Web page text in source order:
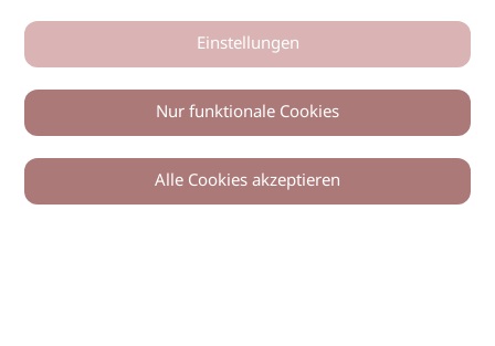
Einstellungen
Nur funktionale Cookies
Alle Cookies akzeptieren